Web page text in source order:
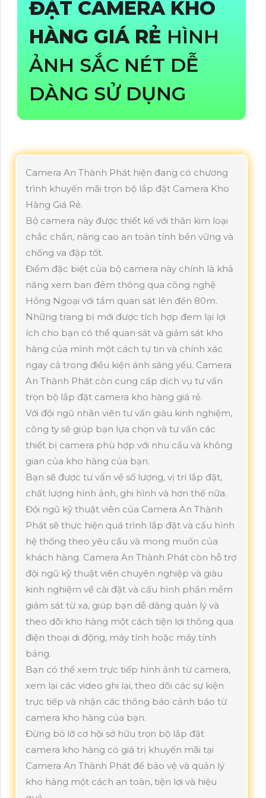
ĐẶT CAMERA KHO
HÀNG GIÁ RẺ HÌNH
ẢNH SẮC NÉT DỄ
DÀNG SỬ DỤNG
Camera An Thành Phát hiện đang có chương
trình khuyến mãi trọn bộ lắp đặt Camera Kho
Hàng Giá Rẻ.
Bộ camera này được thiết kế với thân kim loại
chắc chắn, nâng cao an toàn tính bền vững và
chống va đập tốt.
Điểm đặc biệt của bộ camera này chính là khả
năng xem ban đêm thông qua công nghệ
Hồng Ngoại với tầm quan sát lên đến 80m.
Những trang bị mới được tích hợp đem lại lợi
ích cho bạn có thể quan sát và giám sát kho
hàng của mình một cách tự tin và chính xác
ngay cả trong điều kiện ánh sáng yếu. Camera
An Thành Phát còn cung cấp dịch vụ tư vấn
trọn bộ lắp đặt camera kho hàng giá rẻ.
Với đội ngũ nhân viên tư vấn giàu kinh nghiệm,
công ty sẽ giúp bạn lựa chọn và tư vấn các
thiết bị camera phù hợp với nhu cầu và không
gian của kho hàng của bạn.
Bạn sẽ được tư vấn về số lượng, vị trí lắp đặt,
chất lượng hình ảnh, ghi hình và hơn thế nữa.
Đội ngũ kỹ thuật viên của Camera An Thành
Phát sẽ thực hiện quá trình lắp đặt và cấu hình
hệ thống theo yêu cầu và mong muốn của
khách hàng. Camera An Thành Phát còn hỗ trợ
đội ngũ kỹ thuật viên chuyên nghiệp và giàu
kinh nghiệm về cài đặt và cấu hình phần mềm
giám sát từ xa, giúp bạn dễ dàng quản lý và
theo dõi kho hàng một cách tiện lợi thông qua
điện thoại di động, máy tính hoặc máy tính
bảng.
Bạn có thể xem trực tiếp hình ảnh từ camera,
xem lại các video ghi lại, theo dõi các sự kiện
trực tiếp và nhận các thông báo cảnh báo từ
camera kho hàng của bạn.
Đừng bỏ lỡ cơ hội sở hữu trọn bộ lắp đặt
camera kho hàng có giá trị khuyến mãi tại
Camera An Thành Phát để bảo vệ và quản lý
kho hàng một cách an toàn, tiện lợi và hiệu